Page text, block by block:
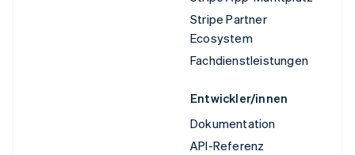
Stripe Partner
Ecosystem
Fachdienstleistungen
Entwickler/innen
Dokumentation
API-Referenz